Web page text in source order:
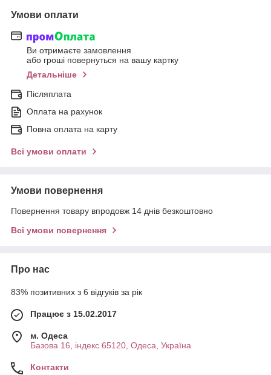
Умови оплати
Ви отримаєте замовлення
або гроші повернуться на вашу картку
Детальніше
Післяплата
Оплата на рахунок
Повна оплата на карту
Всі умови оплати
Умови повернення
Повернення товару впродовж 14 днів безкоштовно
Всі умови повернення
Про нас
83% позитивних з 6 відгуків за рік
Працює з 15.02.2017
м. Одеса
Базова 16, індекс 65120, Одеса, Україна
Контакти